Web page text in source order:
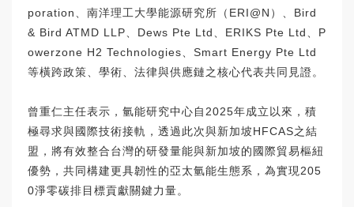
poration、南洋理工大學能源研究所（ERI@N）、Bird
& Bird ATMD LLP、Dews Pte Ltd、ERIKS Pte Ltd、P
owerzone H2 Technologies、Smart Energy Pte Ltd
等橫跨政策、學術、法律與供應鏈之核心代表共同見證。
曾重仁主任表示，氫能研究中心自2025年成立以來，積
極尋求與國際技術接軌，透過此次與新加坡HFCAS之結
盟，將有效整合台灣的研發量能與新加坡的國際貿易樞紐
優勢，共同構建更具韌性的亞太氫能生態系，為實現205
0淨零碳排目標貢獻關鍵力量。